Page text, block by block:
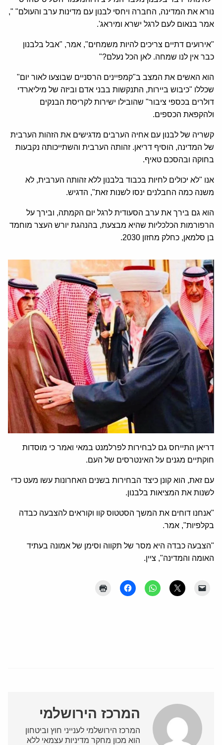
נורא את המדינה, החברה ויחסי לבנון עם מדינות ערב והעולם" ",
אמר בנאום לעם לרגל ישרא ומיראג'.
"אירועים דתיים צריכים להיות משמחים", אמר, "אבל בלבנון
כבר אין לנו שמחה. לאן הכל נעלם?"
הוא האשים את המצב ב"קמפיינים הרסניים שבוצעו לאור יום"
שכללו "כיבוש ביירות, התנקשות בבני אדם וביזה של מיליארדי
דולרים בכספי ציבור" שהובילו ישירות לקריסת הבנקים
ולהקפאת הכספים.
קשריה של לבנון עם אחיה הערבים מדגישים את הזהות הערבית
של המדינה, הוסיף דריאן. זהותה הערבית והשתייכותה נקבעות
בחוקה ובהסכם טאיף.
אנו "לא יכולים לחיות בכבוד בלבנון ללא זהותה הערבית, לא
משנה כמה החבלנים ינסו לשנות זאת", הדגיש.
הוא גם בירך את ערב הסעודית לרגל יום הקמתה, ובירך על
הרפורמות הכלכליות שהיא מבצעת, בהנהגת יורש העצר מוחמד
בן סלמאן, כחלק מחזון 2030.
דריאן התייחס גם לבחירות לפרלמנט במאי ואמר כי מוסדות
חוקתיים מגנים על האינטרסים של העם.
עם זאת, הוא קונן כיצד הבחירות בשנים האחרונות עשו מעט כדי
לשנות את המציאות בלבנון.
"אנחנו דוחים את המשך הסטטוס קוו וקוראים להצבעה כבדה
בקלפיות", אמר.
"הצבעה כבדה היא מסר של תקווה וסימן של אמונה בעתיד
האומה והמדינה", ציין.
המרכז הירושלמי
המרכז הירושלמי לענייני חוץ וביטחון
הוא מכון מחקר מדיניות עצמאי ללא